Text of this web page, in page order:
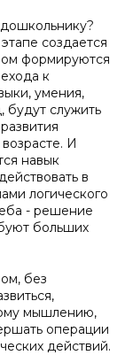
создается
формируются
к
умения,
служить
И
навык
в
логического
- решение
больших
без
мышлению,
операции
действий.